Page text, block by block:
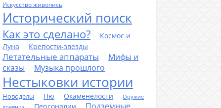
Искусство живопись
Исторический поиск
Как это сделано?
Космос и
Луна
Крепости-звезды
Летательные аппараты
Мифы и
сказы
Музыка прошлого
Нестыковки истории
Новоделы Ню Окаменелости
Оружие